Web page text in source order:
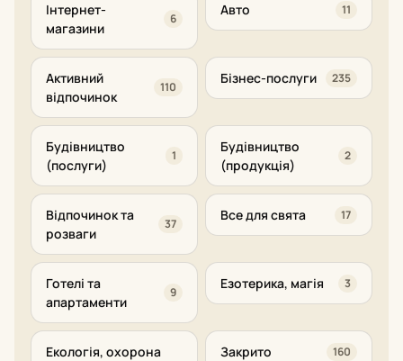
Інтернет-
магазини
6
Авто 11
Активний
відпочинок
110
Бізнес-послуги 235
Будівництво
(послуги)
1
Будівництво
(продукція)
2
Відпочинок та
розваги
37
Все для свята 17
Готелі та
апартаменти
9
Езотерика, магія 3
Екологія, охорона
Закрито 160